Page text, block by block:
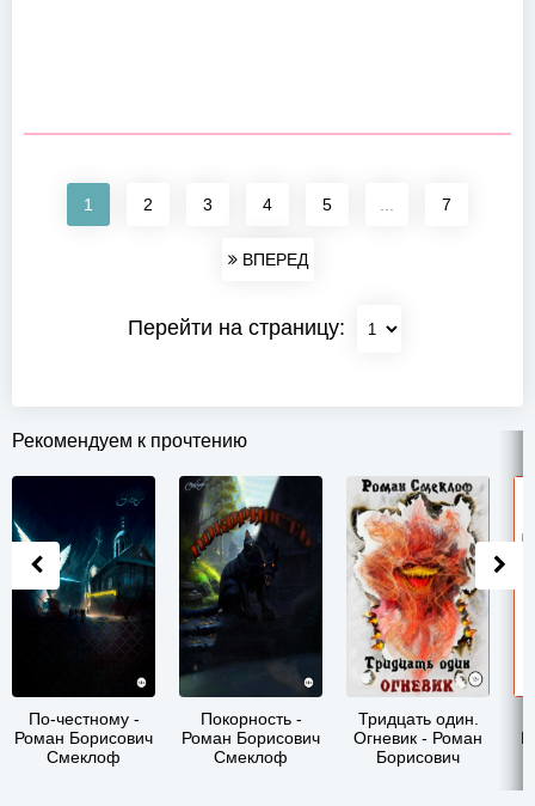
1 2 3 4 5 7
ВПЕРЕД
Перейти на страницу:
Рекомендуем к прочтению
По-честному -
Роман Борисович
Смеклоф
Покорность -
Роман Борисович
Смеклоф
Тридцать один.
Огневик - Роман
Борисович